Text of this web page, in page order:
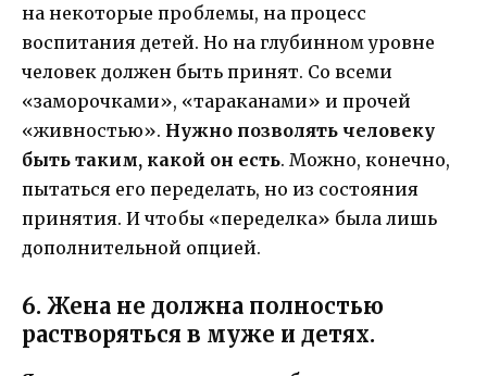
на некоторые проблемы, на процесс
воспитания детей. Но на глубинном уровне
человек должен быть принят. Со всеми
«заморочками», «тараканами» и прочей
«живностью». Нужно позволять человеку
быть таким, какой он есть. Можно, конечно,
пытаться его переделать, но из состояния
принятия. И чтобы «переделка» была лишь
дополнительной опцией.
6. Жена не должна полностью
растворяться в муже и детях.